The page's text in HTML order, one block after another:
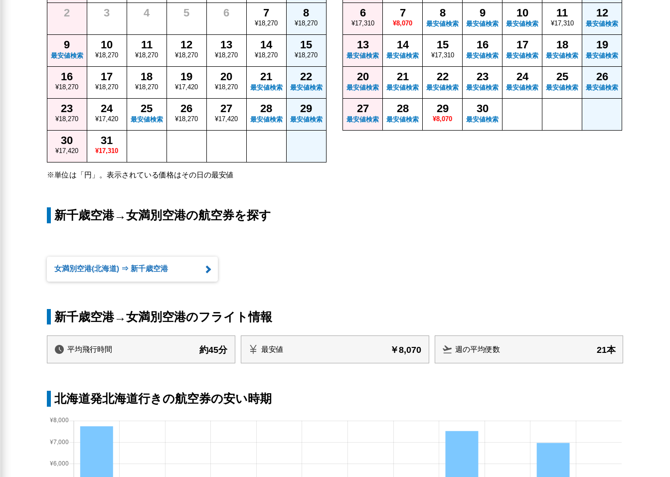
2 3 4 5 6 7
¥18,270
8
¥18,270
9
最安値検索
10
¥18,270
11
¥18,270
12
¥18,270
13
¥18,270
14
¥18,270
15
¥18,270
16
¥18,270
17
¥18,270
18
¥18,270
19
¥17,420
20
¥18,270
21
最安値検索
22
最安値検索
23
¥18,270
24
¥17,420
25
最安値検索
26
¥18,270
27
¥17,420
28
最安値検索
29
最安値検索
30
¥17,420
31
¥17,310
6
¥17,310
7
¥8,070
8
最安値検索
9
最安値検索
10
最安値検索
11
¥17,310
12
最安値検索
13
最安値検索
14
最安値検索
15
¥17,310
16
最安値検索
17
最安値検索
18
最安値検索
19
最安値検索
20
最安値検索
21
最安値検索
22
最安値検索
23
最安値検索
24
最安値検索
25
最安値検索
26
最安値検索
27
最安値検索
28
最安値検索
29
¥8,070
30
最安値検索
※単位は「円」。表示されている価格はその日の最安値
新千歳空港→女満別空港の航空券を探す
女満別空港(北海道) ⇒ 新千歳空港
新千歳空港→女満別空港のフライト情報
平均飛行時間 約45分 最安値 ￥8,070 週の平均便数 21本
北海道発北海道行きの航空券の安い時期